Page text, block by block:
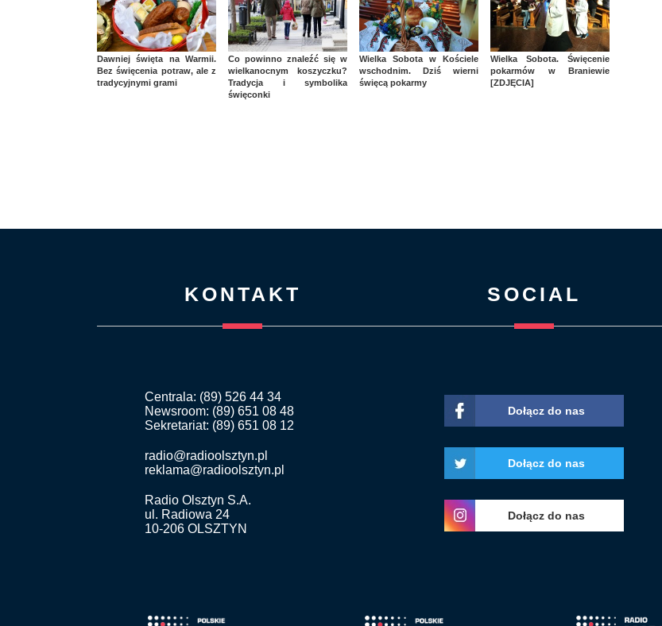
Dawniej święta na Warmii.
Bez święcenia potraw, ale z
tradycyjnymi grami
Co powinno znaleźć się w
wielkanocnym koszyczku?
Tradycja i symbolika
święconki
Wielka Sobota w Kościele
wschodnim. Dziś wierni
święcą pokarmy
Wielka Sobota. Święcenie
pokarmów w Braniewie
[ZDJĘCIA]
KONTAKT
Centrala: (89) 526 44 34
Newsroom: (89) 651 08 48
Sekretariat: (89) 651 08 12
radio@radioolsztyn.pl
reklama@radioolsztyn.pl
Radio Olsztyn S.A.
ul. Radiowa 24
10-206 OLSZTYN
SOCIAL
Dołącz do nas
Dołącz do nas
Dołącz do nas